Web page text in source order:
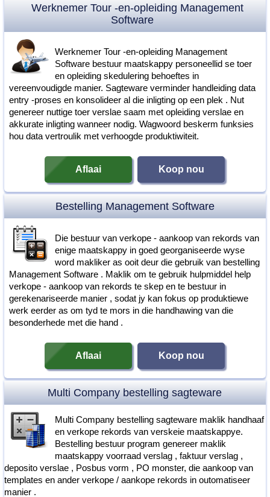
Werknemer Tour -en-opleiding Management
Software
Werknemer Tour -en-opleiding Management
Software bestuur maatskappy personeellid se toer
en opleiding skedulering behoeftes in
vereenvoudigde manier. Sagteware verminder handleiding data
entry -proses en konsolideer al die inligting op een plek . Nut
genereer nuttige toer verslae saam met opleiding verslae en
akkurate inligting wanneer nodig. Wagwoord beskerm funksies
hou data vertroulik met verhoogde produktiwiteit.
Aflaai Koop nou
Bestelling Management Software
Die bestuur van verkope - aankoop van rekords van
enige maatskappy in goed georganiseerde wyse
word makliker as ooit deur die gebruik van bestelling
Management Software . Maklik om te gebruik hulpmiddel help
verkope - aankoop van rekords te skep en te bestuur in
gerekenariseerde manier , sodat jy kan fokus op produktiewe
werk eerder as om tyd te mors in die handhawing van die
besonderhede met die hand .
Aflaai Koop nou
Multi Company bestelling sagteware
Multi Company bestelling sagteware maklik handhaaf
en verkope rekords van verskeie maatskappye.
Bestelling bestuur program genereer maklik
maatskappy voorraad verslag , faktuur verslag ,
deposito verslae , Posbus vorm , PO monster, die aankoop van
templates en ander verkope / aankope rekords in outomatiseer
manier .